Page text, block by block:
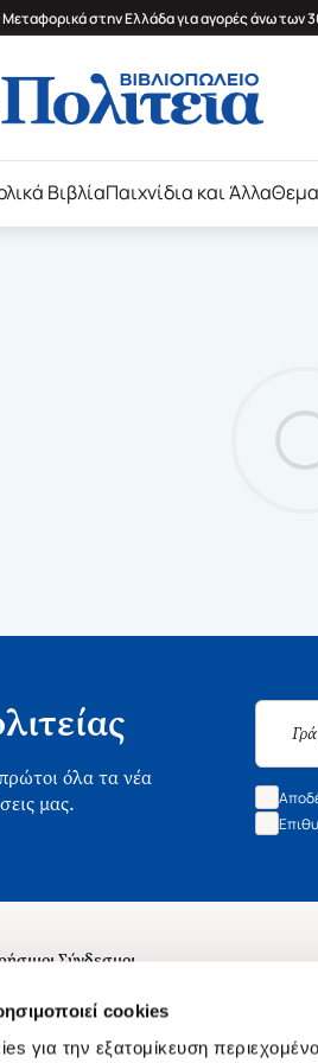
cookies
για την εξατομίκευση
στην Ελλάδα για αγορές άνω των
ΒιβλίαΠαιχνίδια και Άλλα
όλα τα νέα
μας.
Σύνδεσμοι
με εμάς
Εργασίας